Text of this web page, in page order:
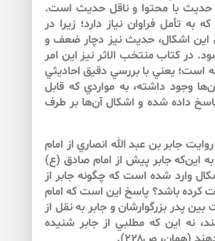
با محتوا و ناقل حديث است.
به تأمل فراوان نياز دارد؛ زيرا در
اشكال، حديث نيز دچار ضعف و
در كتاب منتخب الاثر نيز اين امر
است؛ يعني با بررسي دقيق احاديثي
وجود داشته، به مواردي كه قابل
داده شده و اشكال آن‌ها بر طرف
جابر بن عبد الله انصاري از امام
اين‌كه جابر پيش از امام صادق (ع)
وارد شده است كه چگونه جابر از
كرده باشد؟ پاسخ اين است كه امام
پدر بزرگوارشان و جابر به نقل از
نه اين كه مطلبي از جابر شنيده